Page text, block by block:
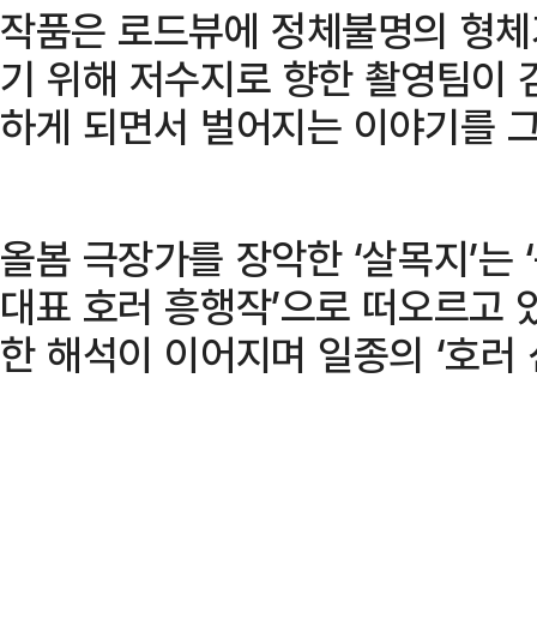
작품은 로드뷰에 정체불명의 형
기 위해 저수지로 향한 촬영팀이
하게 되면서 벌어지는 이야기를
올봄 극장가를 장악한 ‘살목지’는
대표 호러 흥행작’으로 떠오르고
한 해석이 이어지며 일종의 ‘호러